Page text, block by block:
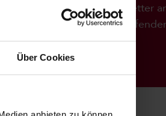
Über Cookies
dich für unseren Newsletter
und bleibe auf dem
Anmelden